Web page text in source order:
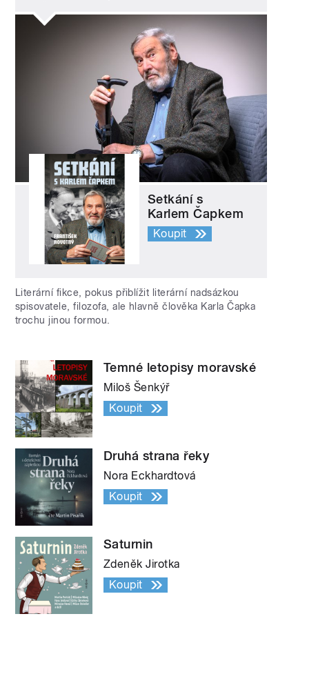
Setkání s
Karlem Čapkem
Koupit
Literární fikce, pokus přiblížit literární nadsázkou
spisovatele, filozofa, ale hlavně člověka Karla Čapka
trochu jinou formou.
Temné letopisy moravské
Miloš Šenkýř
Koupit
Druhá strana řeky
Nora Eckhardtová
Koupit
Saturnin
Zdeněk Jirotka
Koupit